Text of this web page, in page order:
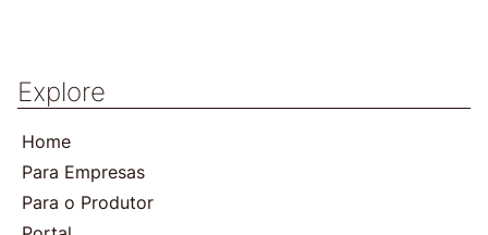
Explore
Home
Para Empresas
Para o Produtor